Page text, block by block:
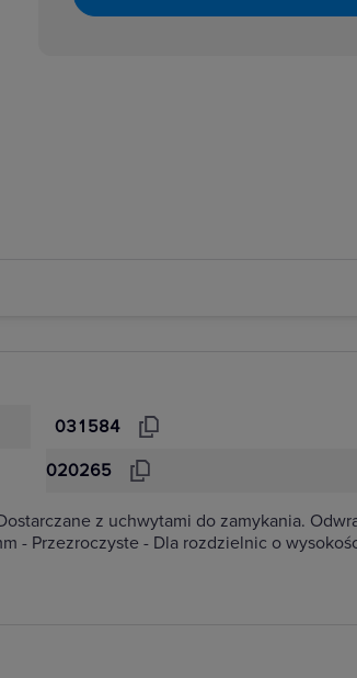
031584
020265
z uchwytami do zamykania.
- Przezroczyste - Dla rozdzielnic o